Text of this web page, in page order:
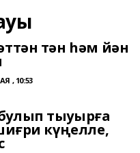
тән һәм йән
, 10:53
тыуырға
күңелле,